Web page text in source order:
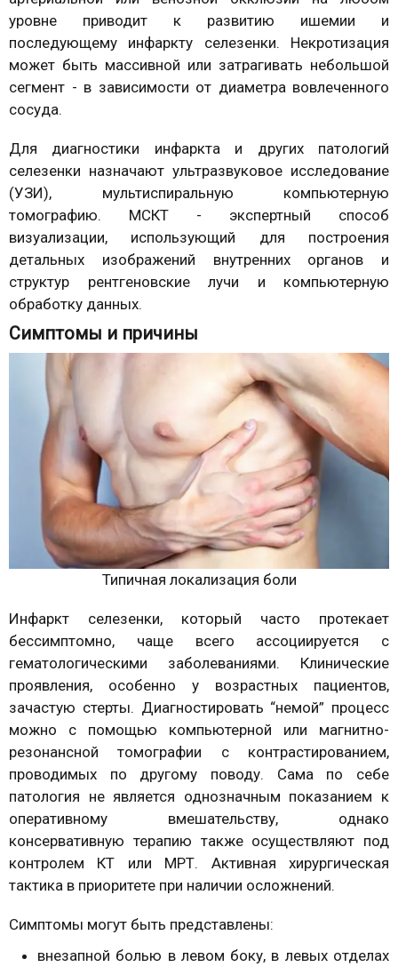
уровне приводит к развитию ишемии и
последующему инфаркту селезенки. Некротизация
может быть массивной или затрагивать небольшой
сегмент - в зависимости от диаметра вовлеченного
сосуда.
Для диагностики инфаркта и других патологий
селезенки назначают ультразвуковое исследование
(УЗИ), мультиспиральную компьютерную
томографию. МСКТ - экспертный способ
визуализации, использующий для построения
детальных изображений внутренних органов и
структур рентгеновские лучи и компьютерную
обработку данных.
Симптомы и причины
Типичная локализация боли
Инфаркт селезенки, который часто протекает
бессимптомно, чаще всего ассоциируется с
гематологическими заболеваниями. Клинические
проявления, особенно у возрастных пациентов,
зачастую стерты. Диагностировать “немой” процесс
можно с помощью компьютерной или магнитно-
резонансной томографии с контрастированием,
проводимых по другому поводу. Сама по себе
патология не является однозначным показанием к
оперативному вмешательству, однако
консервативную терапию также осуществляют под
контролем КТ или МРТ. Активная хирургическая
тактика в приоритете при наличии осложнений.
Симптомы могут быть представлены:
внезапной болью в левом боку, в левых отделах